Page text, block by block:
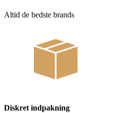
Altid de bedste brands
Diskret indpakning